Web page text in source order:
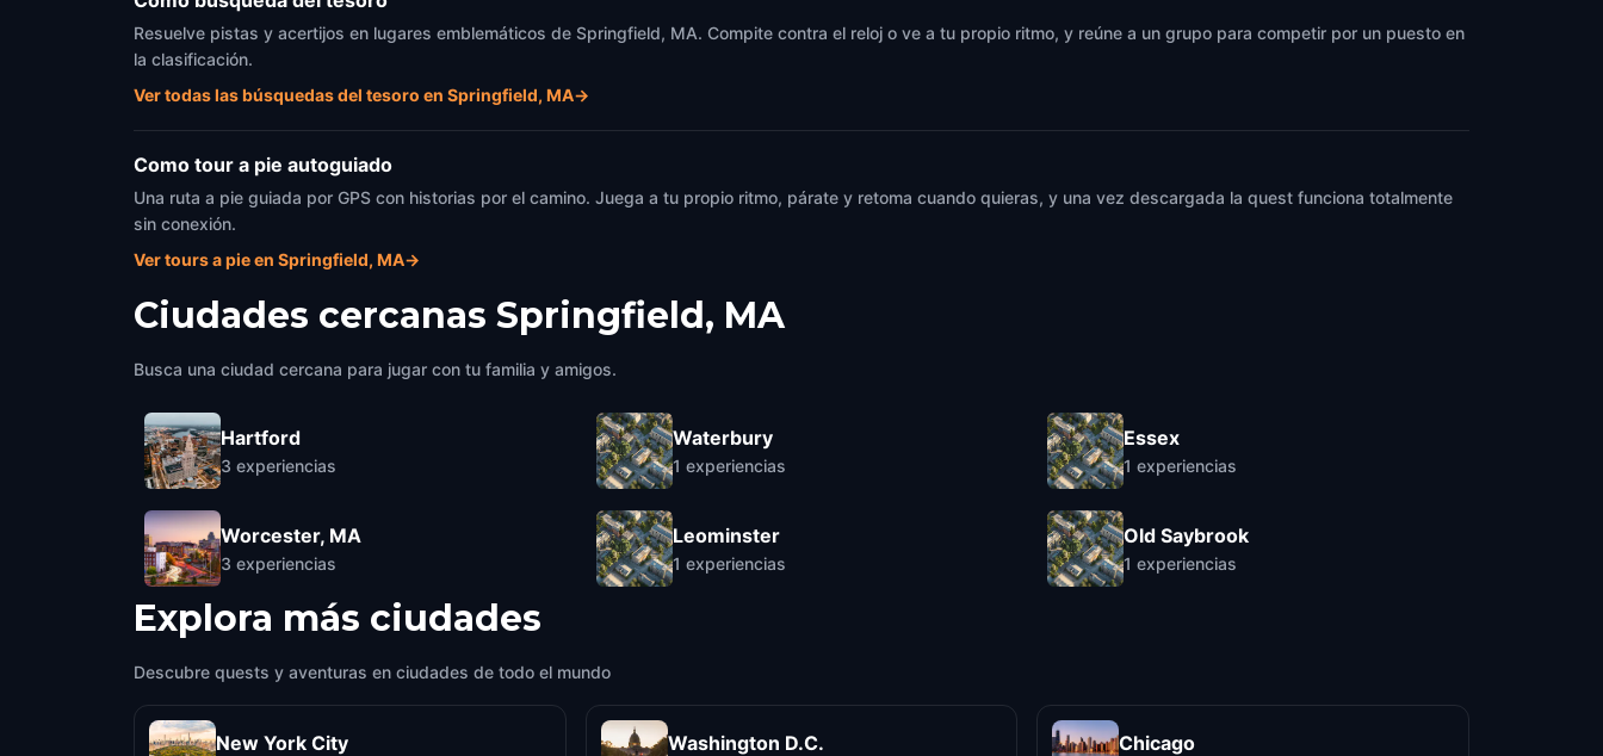
Resuelve pistas y acertijos en lugares emblemáticos de Springfield, MA. Compite contra el reloj o ve a tu propio ritmo, y reúne a un grupo para competir por un puesto en
la clasificación.
Ver todas las búsquedas del tesoro en Springfield, MA→
Como tour a pie autoguiado
Una ruta a pie guiada por GPS con historias por el camino. Juega a tu propio ritmo, párate y retoma cuando quieras, y una vez descargada la quest funciona totalmente
sin conexión.
Ver tours a pie en Springfield, MA→
Ciudades cercanas Springfield, MA
Busca una ciudad cercana para jugar con tu familia y amigos.
Hartford
3 experiencias
Worcester, MA
3 experiencias
Waterbury
1 experiencias
Leominster
1 experiencias
Essex
1 experiencias
Old Saybrook
1 experiencias
Explora más ciudades
Descubre quests y aventuras en ciudades de todo el mundo
New York City Washington D.C. Chicago